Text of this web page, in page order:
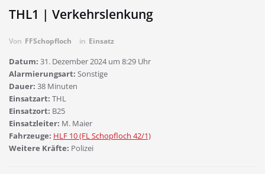
THL1 | Verkehrslenkung
Von FFSchopfloch in Einsatz
Datum: 31. Dezember 2024 um 8:29 Uhr
Alarmierungsart: Sonstige
Dauer: 38 Minuten
Einsatzart: THL
Einsatzort: B25
Einsatzleiter: M. Maier
Fahrzeuge: HLF 10 (FL Schopfloch 42/1)
Weitere Kräfte: Polizei